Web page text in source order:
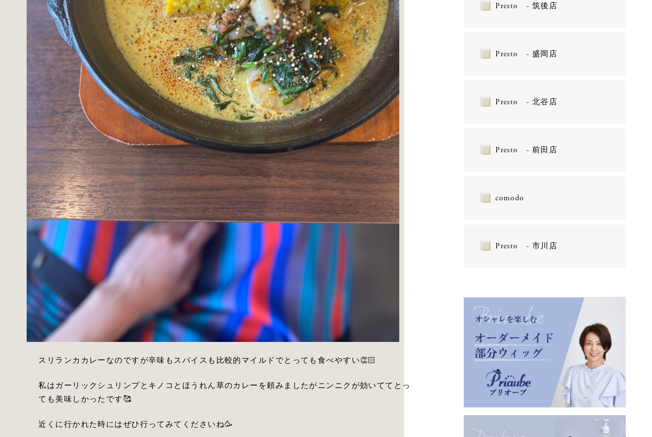
スリランカカレーなのですが辛味もスパイスも比較的マイルドでとっても食べやすい👏🏻
私はガーリックシュリンプとキノコとほうれん草のカレーを頼みましたがニンニクが効いててとっ
ても美味しかったです🥰
近くに行かれた時にはぜひ行ってみてくださいね🥳
Presto - 筑後店
Presto - 盛岡店
Presto - 北谷店
Presto - 前田店
comodo
Presto - 市川店